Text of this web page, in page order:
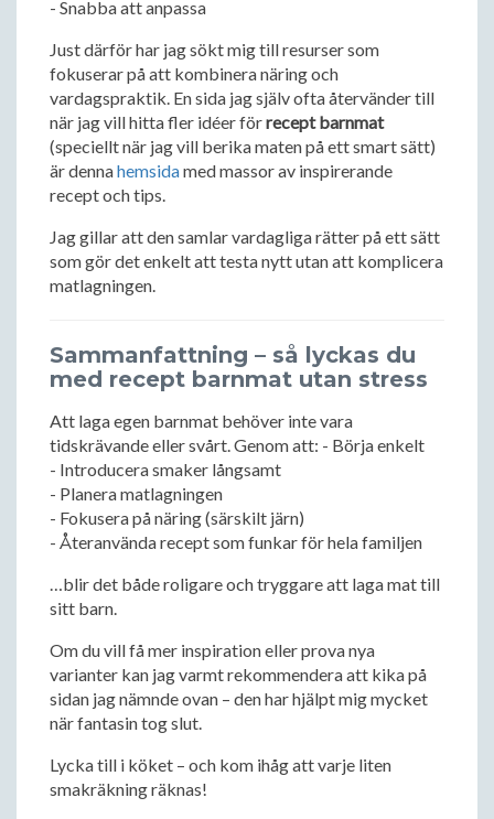
- Snabba att anpassa
Just därför har jag sökt mig till resurser som
fokuserar på att kombinera näring och
vardagspraktik. En sida jag själv ofta återvänder till
när jag vill hitta fler idéer förrecept barnmat
(speciellt när jag vill berika maten på ett smart sätt)
är dennahemsidamed massor av inspirerande
recept och tips.
Jag gillar att den samlar vardagliga rätter på ett sätt
som gör det enkelt att testa nytt utan att komplicera
matlagningen.
Sammanfattning – så lyckas du
med recept barnmat utan stress
Att laga egen barnmat behöver inte vara
tidskrävande eller svårt. Genom att: - Börja enkelt
- Introducera smaker långsamt
- Planera matlagningen
- Fokusera på näring (särskilt järn)
- Återanvända recept som funkar för hela familjen
…blir det både roligare och tryggare att laga mat till
sitt barn.
Om du vill få mer inspiration eller prova nya
varianter kan jag varmt rekommendera att kika på
sidan jag nämnde ovan – den har hjälpt mig mycket
när fantasin tog slut.
Lycka till i köket – och kom ihåg att varje liten
smakräkning räknas!